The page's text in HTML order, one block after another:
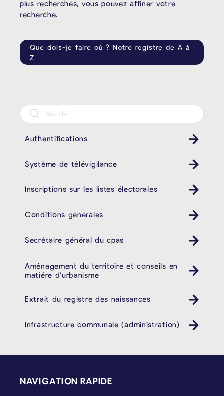
plus recherchés, vous pouvez affiner votre
recherche.
Que dois-je faire où ? Notre registre de A à
Z
Authentifications
Système de télévigilance
Inscriptions sur les listes électorales
Conditions générales
Secrétaire général du cpas
Aménagement du territoire et conseils en
matiére d’urbanisme
Extrait du registre des naissances
Infrastructure communale (administration)
NAVIGATION RAPIDE